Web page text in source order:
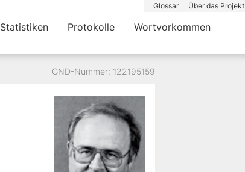
Glossar Über das Projekt
Statistiken Protokolle Wortvorkommen
GND-Nummer: 122195159